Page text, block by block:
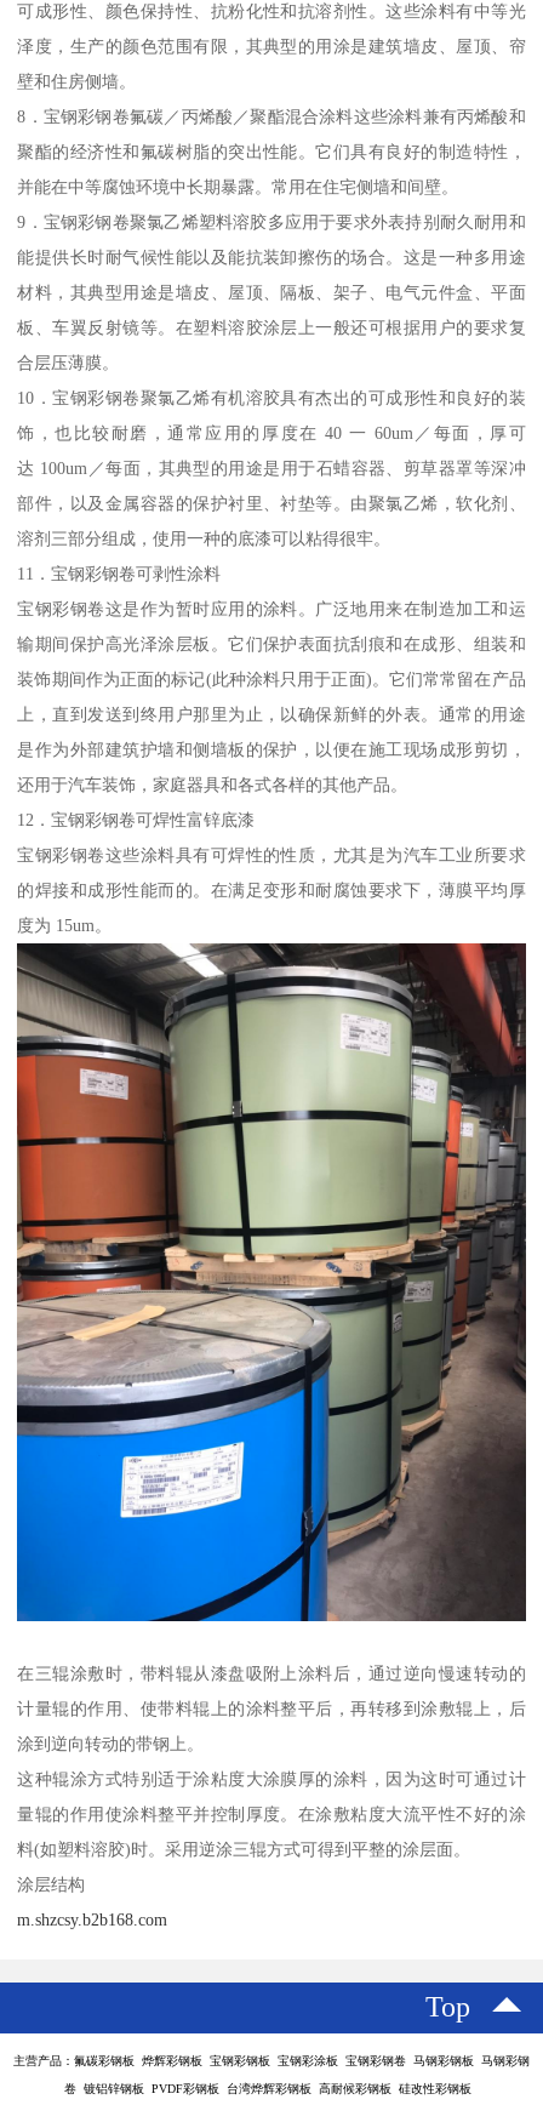
可成形性、颜色保持性、抗粉化性和抗溶剂性。这些涂料有中等光
泽度，生产的颜色范围有限，其典型的用涂是建筑墙皮、屋顶、帘
壁和住房侧墙。
8．宝钢彩钢卷氟碳／丙烯酸／聚酯混合涂料这些涂料兼有丙烯酸和
聚酯的经济性和氟碳树脂的突出性能。它们具有良好的制造特性，
并能在中等腐蚀环境中长期暴露。常用在住宅侧墙和间壁。
9．宝钢彩钢卷聚氯乙烯塑料溶胶多应用于要求外表持别耐久耐用和
能提供长时耐气候性能以及能抗装卸擦伤的场合。这是一种多用途
材料，其典型用途是墙皮、屋顶、隔板、架子、电气元件盒、平面
板、车翼反射镜等。在塑料溶胶涂层上一般还可根据用户的要求复
合层压薄膜。
10．宝钢彩钢卷聚氯乙烯有机溶胶具有杰出的可成形性和良好的装
饰，也比较耐磨，通常应用的厚度在 40 一 60um／每面，厚可
达 100um／每面，其典型的用途是用于石蜡容器、剪草器罩等深冲
部件，以及金属容器的保护衬里、衬垫等。由聚氯乙烯，软化剂、
溶剂三部分组成，使用一种的底漆可以粘得很牢。
11．宝钢彩钢卷可剥性涂料
宝钢彩钢卷这是作为暂时应用的涂料。广泛地用来在制造加工和运
输期间保护高光泽涂层板。它们保护表面抗刮痕和在成形、组装和
装饰期间作为正面的标记(此种涂料只用于正面)。它们常常留在产品
上，直到发送到终用户那里为止，以确保新鲜的外表。通常的用途
是作为外部建筑护墙和侧墙板的保护，以便在施工现场成形剪切，
还用于汽车装饰，家庭器具和各式各样的其他产品。
12．宝钢彩钢卷可焊性富锌底漆
宝钢彩钢卷这些涂料具有可焊性的性质，尤其是为汽车工业所要求
的焊接和成形性能而的。在满足变形和耐腐蚀要求下，薄膜平均厚
度为 15um。
在三辊涂敷时，带料辊从漆盘吸附上涂料后，通过逆向慢速转动的
计量辊的作用、使带料辊上的涂料整平后，再转移到涂敷辊上，后
涂到逆向转动的带钢上。
这种辊涂方式特别适于涂粘度大涂膜厚的涂料，因为这时可通过计
量辊的作用使涂料整平并控制厚度。在涂敷粘度大流平性不好的涂
料(如塑料溶胶)时。采用逆涂三辊方式可得到平整的涂层面。
涂层结构
m.shzcsy.b2b168.com
Top
主营产品：氟碳彩钢板 烨辉彩钢板 宝钢彩钢板 宝钢彩涂板 宝钢彩钢卷 马钢彩钢板 马钢彩钢
卷 镀铝锌钢板 PVDF彩钢板 台湾烨辉彩钢板 高耐候彩钢板 硅改性彩钢板